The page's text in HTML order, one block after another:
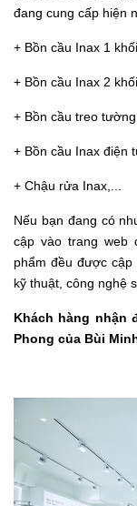
đang cung cấp hiện
+ Bồn cầu Inax 1 khối
+ Bồn cầu Inax 2 khối
+ Bồn cầu treo
+ Bồn cầu Inax điện
+ Chậu rửa Inax
Nếu bạn đang có
cập vào trang web
phẩm đều được
kỹ thuật, công nghệ
Khách hàng nhận
Phong của Bùi